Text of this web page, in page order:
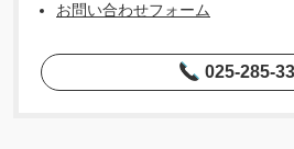
お問い合わせフォーム
025-285-